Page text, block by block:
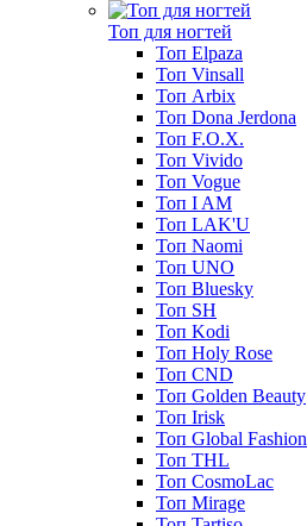
Топ для ногтей
Топ Elpaza
Топ Vinsall
Топ Arbix
Топ Dona Jerdona
Топ F.O.X.
Топ Vivido
Топ Vogue
Топ I AM
Топ LAK'U
Топ Naomi
Топ UNO
Топ Bluesky
Топ SH
Топ Kodi
Топ Holy Rose
Топ CND
Топ Golden Beauty
Топ Irisk
Топ Global Fashion
Топ THL
Топ CosmoLac
Топ Mirage